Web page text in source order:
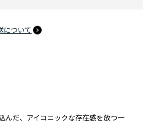
について
んだ、アイコニックな存在感を放つ一